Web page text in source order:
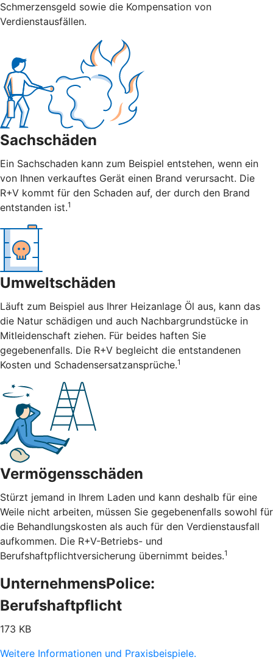
Schmerzensgeld sowie die Kompensation von
Verdienstausfällen.
Sachschäden
Ein Sachschaden kann zum Beispiel entstehen, wenn ein
von Ihnen verkauftes Gerät einen Brand verursacht. Die
R+V kommt für den Schaden auf, der durch den Brand
entstanden ist.1
Umweltschäden
Läuft zum Beispiel aus Ihrer Heizanlage Öl aus, kann das
die Natur schädigen und auch Nachbargrundstücke in
Mitleidenschaft ziehen. Für beides haften Sie
gegebenenfalls. Die R+V begleicht die entstandenen
Kosten und Schadensersatzansprüche.1
Vermögensschäden
Stürzt jemand in Ihrem Laden und kann deshalb für eine
Weile nicht arbeiten, müssen Sie gegebenenfalls sowohl für
die Behandlungskosten als auch für den Verdienstausfall
aufkommen. Die R+V-Betriebs- und
Berufshaftpflichtversicherung übernimmt beides.1
UnternehmensPolice:
Berufshaftpflicht
173 KB
Weitere Informationen und Praxisbeispiele.